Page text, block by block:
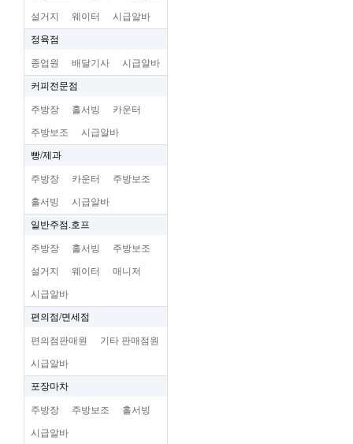
설거지 웨이터 시급알바
정육점
종업원 배달기사 시급알바
커피전문점
주방장 홀서빙 카운터
주방보조 시급알바
빵/제과
주방장 카운터 주방보조
홀서빙 시급알바
일반주점.호프
주방장 홀서빙 주방보조
설거지 웨이터 매니저
시급알바
편의점/면세점
편의점판매원 기타 판매점원
시급알바
포장마차
주방장 주방보조 홀서빙
시급알바